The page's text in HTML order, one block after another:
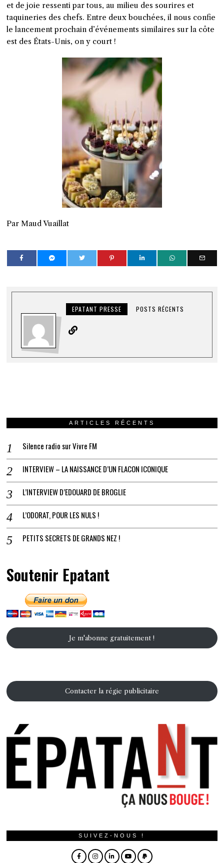
et de joie ressenti par tous, au milieu des sourires et
taquineries des chefs. Entre deux bouchées, il nous confie
le lancement prochain d’événements similaires sur la côte
est des États-Unis, on y court !
Par Maud Vuaillat
EPATANT PRESSE POSTS RÉCENTS
ARTICLES RÉCENTS
Silence radio sur Vivre FM
INTERVIEW – LA NAISSANCE D’UN FLACON ICONIQUE
L’INTERVIEW D’EDOUARD DE BROGLIE
L’ODORAT, POUR LES NULS !
PETITS SECRETS DE GRANDS NEZ !
Soutenir Epatant
Je m'abonne gratuitement !
Contacter la régie publicitaire
SUIVEZ-NOUS !